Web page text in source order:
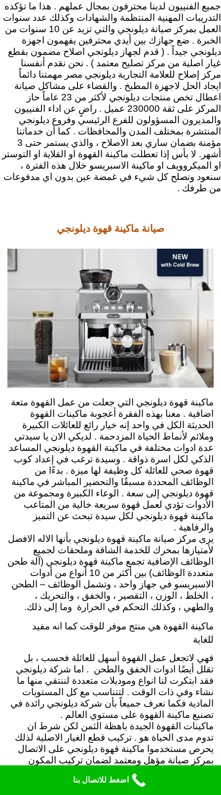
جميع الفنييون لدينا محترفون بمجال عملهم . هذا ما تؤكده
التدريبات المهنية المنتظمة والشهادات وكذلك عدد سنوات
العمل بمركز صيانة ديلونجي والتي تزيد عن 10 سنوات من
الخبرة . ضع جهازك بين أيدي محترفين يفهمون اجهزة
ديلونجي جيداً . ( قدم لجهاز ديلونجي اصلاح مضمون بقطع
غيار اصلية من مركز تصليح معتمد ) . نحن نقدم أنفسنا
مركز إصلاح للعلامة التجارية ديلونجي مصر مهمتنا دائماً
ايجاد الحل لاجهزة المطبخ . والقضاء على مشاكل صيانة
اعطال تخص منتجات ديلونجي لأكثر من 23 عاماً حاز
المركز على ثقة 230000 عميل . راضٍ عن اداء الفنييون
والمديرون المسؤولون للفرع الرئيسي وفروع ديلونجي
المنتشرة بمختلف المدن والمحافظات . كما أن خدماتنا
مؤمنة بضمان ساري بعد الاصلاح ، والذي يستمر حتى 3
أشهر. لا بأس إذا تعطلت ماكينة القهوة او القلاية او التوستر
او الميكروويف او ماكينة الاسبريسو خلال هذه الفترة ،
سنعود ونصلح كل شيء في غمضة عين بدون اي مدفوعات
من طرفك .
صيانة ماكينة قهوة ديلونجي
ماكينة قهوة ديلونجي التي جعلت من عمل القهوة متعة
اضافية . معنا بهذه الفقرة أعجوبة ماكينات القهوة
الحديثة الكل في واحد إنه خيار رائع للعائلات الكبيرة
وملائم لأنماط الحياة المزدحمة . لديكي الان يا سيدتي
عدة ادوات مختلفة في ماكينة القهوة ديلونجي المساعد
الذكي لكل اسرة ذواقة . وسيدة ترغب في إعداد كوب
قهوة صحي للعائلة كل وظيفة لها ميزة . بدءًا من
الوظائف المحددة مسبقًا والتحضير المباشر في ماكينة
قهوة ديلونجي إلى سعة . الوعاء الكبيرة ومجموعة من
الأدوات تؤدي لعمل قهوة سريعة خالية من المتاعب
ماكينة قهوة ديلونجي لكل سيدة تبحث عن التميز
والرفاهية .
يرى مركز صيانة ماكينة قهوة ديلونجي بأنها الاله الافضل
لأمتيازها بمحرك للخدمة الشاقة وملحقات لجميع
الوظائف الإضافية تجمع ماكينة قهوة ديلونجي (آلة طحن
متعددة الوظائف) بين أكثر من 10 أنواع من أدوات
الاسبريسو في جهاز واحد ، وتشمل الوظائف – الطحن
، الخلط ، الوزن ، التقصير ، والخفق ، والتحريك ،
والطهي ، وكذلك التحكم في الحرارة وما إلى ذلك.
ماكينة القهوة هي منتج موفر للوقت كما انه مفيد
للغاية
فهي لاتجعل عمل القهوة أسهل للعائلة فحسب ، بل
تقلل أيضًا ادوات الخفق والطحن . اما شركة ديلونجي
فقد ابتكرت لنا انواع وموديلات متعددة لننتقي منها ما
نشاء وفي ذات الوقت . لتتناسب مع كل المستويات
المادية فكما نعرف جميعاً بأن شركة ديلونجي رائدة في
تصنيع ماكينة القهوة على مستوي العالم .
ماكينات القهوة الجيدة باهظة الثمن لكن شرط ان
تدوم مدى الحياة هو . تركيب قطع الغيار الاصلية لذلك
يحرص مستخدموا ماكينة قهوة ديلونجي على الاتصال
بمركز صيانة مؤهل ومعتمد لضمان تركيب المكون
الاصلي . الذي يحافظ على باقي اجزاء ماكينة القهوة
قوية ومتينة وسهلة التشغيل . ولأن الاصلاح الجيد يحسن
اضغط للاتصال بنا